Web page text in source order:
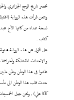
تخصر تاريخ الوجع الجزائري
وبتمعن قرأت هذه الرواية
نسخة مهداة من كاتبها الأخ
كتاب.
هل أقول عن هذه الرواية
والاحداث المتشابكة
عاشوا في هذا الوطن وطن مابين
حدث قلب هذا الوطن الى
كاكا علي) , ونحن جيل